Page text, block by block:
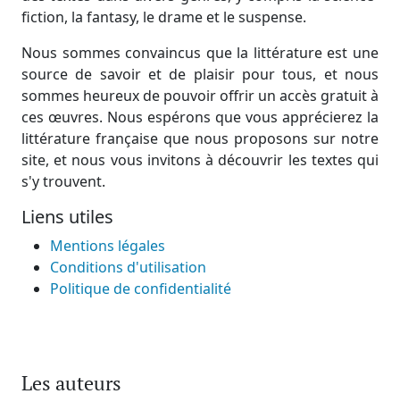
fiction, la fantasy, le drame et le suspense.
Nous sommes convaincus que la littérature est une
source de savoir et de plaisir pour tous, et nous
sommes heureux de pouvoir offrir un accès gratuit à
ces œuvres. Nous espérons que vous apprécierez la
littérature française que nous proposons sur notre
site, et nous vous invitons à découvrir les textes qui
s'y trouvent.
Liens utiles
Mentions légales
Conditions d'utilisation
Politique de confidentialité
Les auteurs